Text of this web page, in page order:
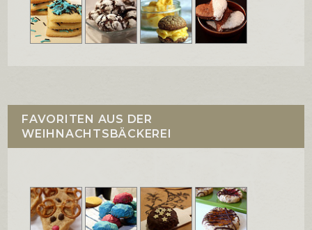
FAVORITEN AUS DER
WEIHNACHTSBÄCKEREI